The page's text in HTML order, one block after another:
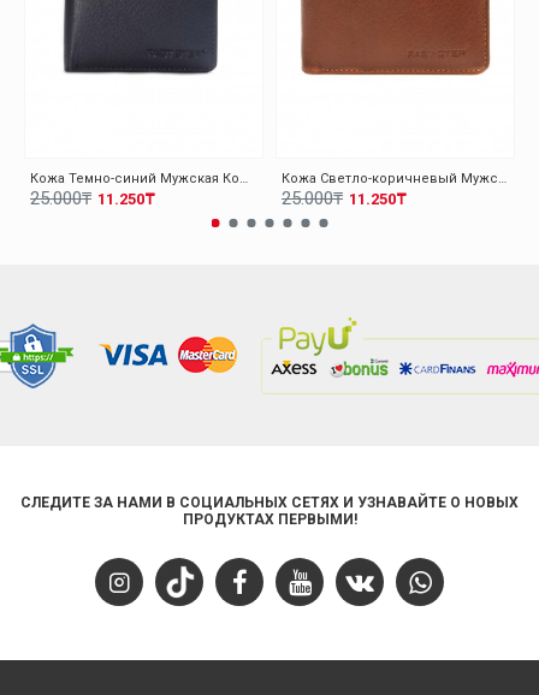
Кожа Темно-синий Мужская Кошелек 779CA1410
11.250₸
25.000₸
Кожа Светло-коричневый Мужская Кошелек 779CA1410
11.250₸
25.000₸
СЛЕДИТЕ ЗА НАМИ В СОЦИАЛЬНЫХ СЕТЯХ И УЗНАВАЙТЕ О НОВЫХ
ПРОДУКТАХ ПЕРВЫМИ!